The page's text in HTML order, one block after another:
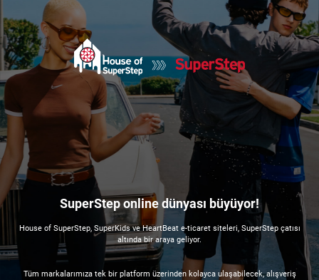
SuperStep online dünyası büyüyor!
House of SuperStep, SuperKids ve HeartBeat e-ticaret siteleri, SuperStep çatısı
altında bir araya geliyor.
Tüm markalarımıza tek bir platform üzerinden kolayca ulaşabilecek, alışveriş